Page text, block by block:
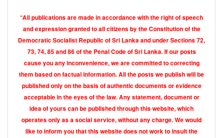
“All publications are made in accordance with the right of speech
and expression granted to all citizens by the Constitution of the
Democratic Socialist Republic of Sri Lanka and under Sections 72,
73, 74, 85 and 86 of the Penal Code of Sri Lanka. If our posts
cause you any inconvenience, we are committed to correcting
them based on factual information. All the posts we publish will be
published only on the basis of authentic documents or evidence
acceptable in the eyes of the law. Any statement, document or
idea of yours can be published through this website, which
operates only as a social service, without any charge. We would
like to inform you that this website does not work to insult the